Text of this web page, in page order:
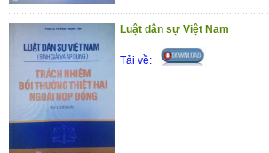
Luật dân sự Việt Nam
Tải về: